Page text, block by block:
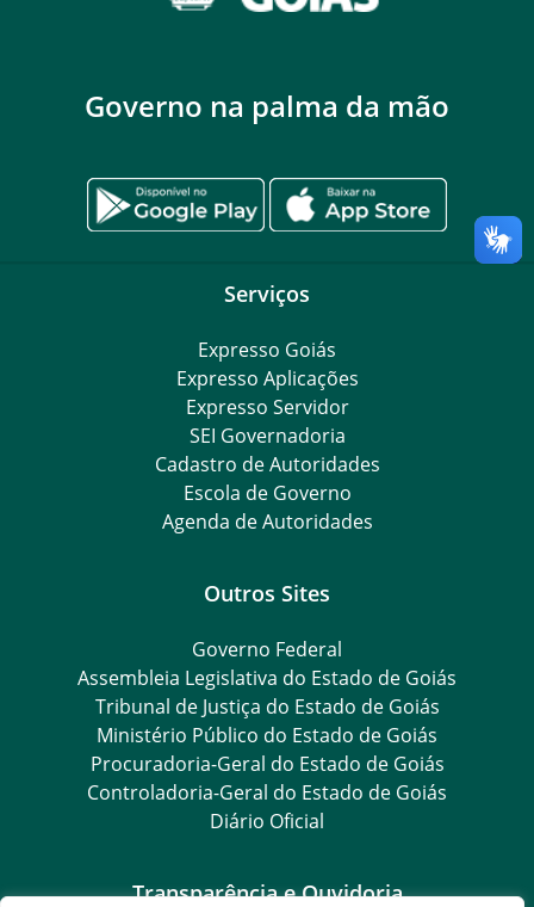
Governo na palma da mão
Serviços
Expresso Goiás
Expresso Aplicações
Expresso Servidor
SEI Governadoria
Cadastro de Autoridades
Escola de Governo
Agenda de Autoridades
Outros Sites
Governo Federal
Assembleia Legislativa do Estado de Goiás
Tribunal de Justiça do Estado de Goiás
Ministério Público do Estado de Goiás
Procuradoria-Geral do Estado de Goiás
Controladoria-Geral do Estado de Goiás
Diário Oficial
Transparência e Ouvidoria